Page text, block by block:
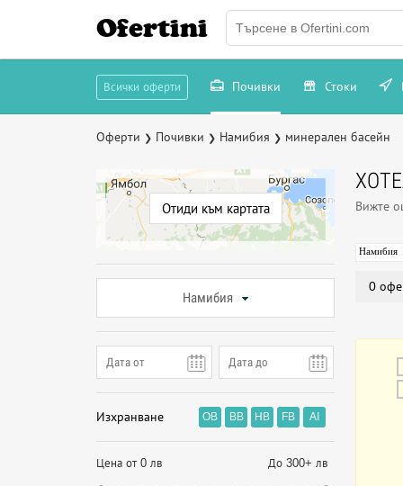
Ofertini
Всички оферти Почивки Стоки
Оферти ❯ Почивки ❯ Намибия ❯ минерален басейн
Отиди към картата
Намибия
Изхранване OB BB HB FB AI
Цена от 0 лв До 300+ лв
Вижте
Намибия
0